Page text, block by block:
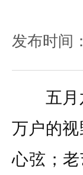
发布时间
五月六
万户的
心弦；